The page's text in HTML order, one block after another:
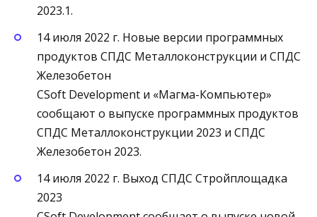
2023.1.
14 июля 2022 г. Новые версии программных
продуктов СПДС Металлоконструкции и СПДС
Железобетон
CSoft Development и «Магма-Компьютер»
сообщают о выпуске программных продуктов
СПДС Металлоконструкции 2023 и СПДС
Железобетон 2023.
14 июля 2022 г. Выход СПДС Стройплощадка
2023